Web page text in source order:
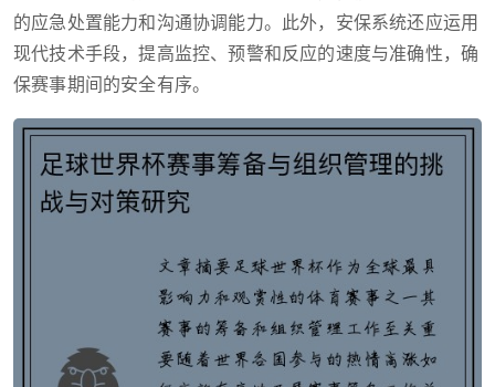
的应急处置能力和沟通协调能力。此外，安保系统还应运用
现代技术手段，提高监控、预警和反应的速度与准确性，确
保赛事期间的安全有序。